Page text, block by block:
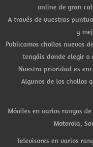
online de gran
A través de vuestras
y
Publicamos chollos nuevos
tengáis donde elegir o
Nuestra prioridad es
Algunos de los chollos
Móviles en varios rangos
Motorola,
Televisores en varios